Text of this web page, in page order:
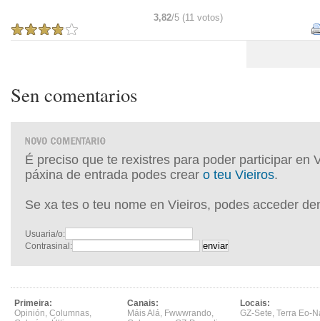
3,82/5 (11 votos)
Sen comentarios
É preciso que te rexistres para poder participar en
páxina de entrada podes crear o teu Vieiros.
Se xa tes o teu nome en Vieiros, podes acceder
Usuaria/o:
Contrasinal:
Primeira:
Opinión, Columnas,
Canais:
Máis Alá, Fwwwrando,
Locais:
GZ-Sete, Terra Eo-